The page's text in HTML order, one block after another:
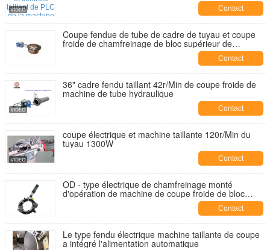
Contact
Coupe fendue de tube de cadre de tuyau et coupe
froide de chamfreinage de bloc supérieur de
Contact
36" cadre fendu taillant 42r/Min de coupe froide de
machine de tube hydraulique
Contact
coupe électrique et machine taillante 120r/Min du
tuyau 1300W
Contact
OD - type électrique de chamfreinage monté
d'opération de machine de coupe froide de bloc
Contact
Le type fendu électrique machine taillante de coupe
a intégré l'alimentation automatique